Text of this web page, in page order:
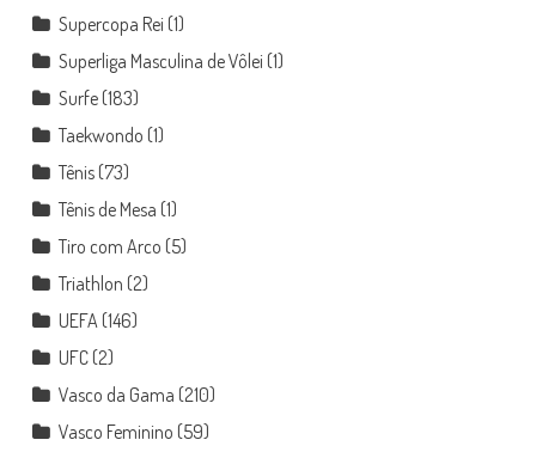
Supercopa Rei (1)
Superliga Masculina de Vôlei (1)
Surfe(183)
Taekwondo (1)
Tênis(73)
Tênis de Mesa (1)
Tiro com Arco (5)
Triathlon (2)
UEFA(146)
UFC(2)
Vasco da Gama (210)
Vasco Feminino (59)